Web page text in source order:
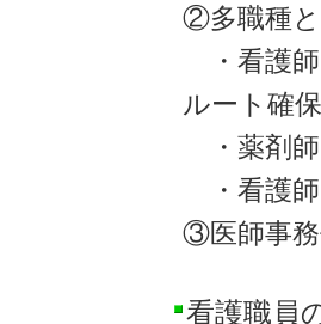
②多職種
・看護師
ルート確
・薬剤
・看護師
③医師事務
看護職員